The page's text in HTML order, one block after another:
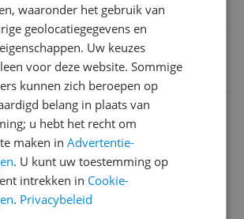
Model
Overige kenmerken
Productinformatie
waaronder het gebruik van
geolocatiegegevens en
Uw keuzes
voor deze website. Sommige
kunnen zich beroepen op
belang in plaats van
u hebt het recht om
maken inAdvertentie-
. U kunt uw toestemming op
intrekken in Cookie-
. Privacybeleid